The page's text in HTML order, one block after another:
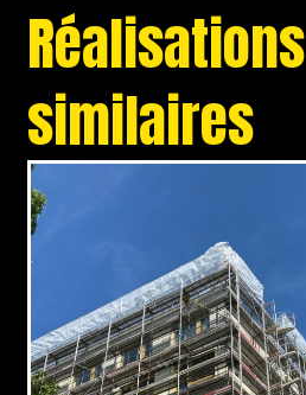
Réalisations
similaires